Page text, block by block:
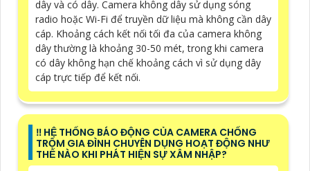
dây và có dây. Camera không dây sử dụng sóng
radio hoặc Wi-Fi để truyền dữ liệu mà không cần dây
cáp. Khoảng cách kết nối tối đa của camera không
dây thường là khoảng 30-50 mét, trong khi camera
có dây không hạn chế khoảng cách vì sử dụng dây
cáp trực tiếp để kết nối.
‼️ HỆ THỐNG BÁO ĐỘNG CỦA CAMERA CHỐNG
TRỘM GIA ĐÌNH CHUYÊN DỤNG HOẠT ĐỘNG NHƯ
THẾ NÀO KHI PHÁT HIỆN SỰ XÂM NHẬP?